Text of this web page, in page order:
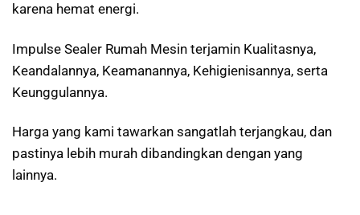
karena hemat energi.
Impulse Sealer Rumah Mesin terjamin Kualitasnya,
Keandalannya, Keamanannya, Kehigienisannya, serta
Keunggulannya.
Harga yang kami tawarkan sangatlah terjangkau, dan
pastinya lebih murah dibandingkan dengan yang
lainnya.